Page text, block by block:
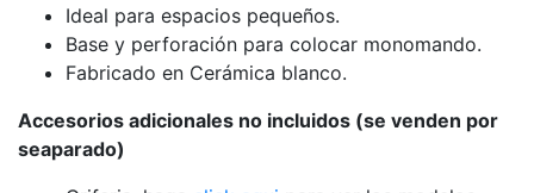
Ideal para espacios pequeños.
Base y perforación para colocar monomando.
Fabricado en Cerámica blanco.
Accesorios adicionales no incluidos (se venden por
seaparado)